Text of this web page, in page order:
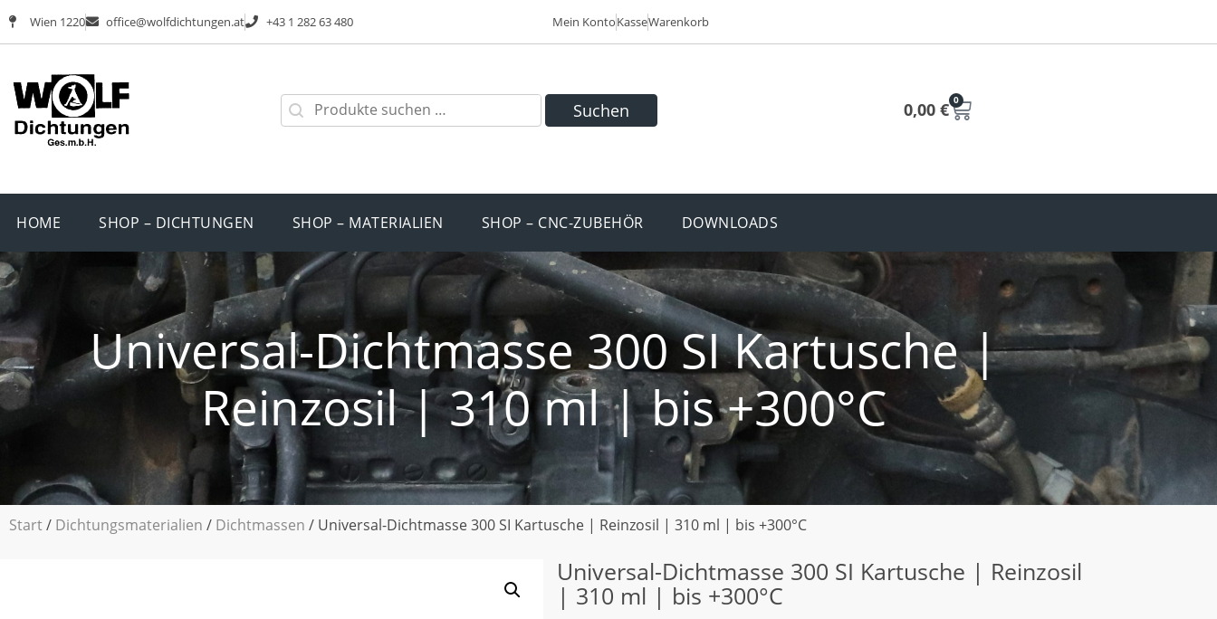
Wien 1220 office@wolfdichtungen.at +43 1 282 63 480 Mein KontoKasseWarenkorb
Suchen 0,00 € 0
HOME SHOP – DICHTUNGEN SHOP – MATERIALIEN SHOP – CNC-ZUBEHÖR DOWNLOADS
Universal-Dichtmasse 300 SI Kartusche |
Reinzosil | 310 ml | bis +300°C
Start/ Dichtungsmaterialien / Dichtmassen / Universal-Dichtmasse 300 SI Kartusche | Reinzosil | 310 ml | bis +300°C
Universal-Dichtmasse 300 SI Kartusche | Reinzosil
| 310 ml | bis +300°C